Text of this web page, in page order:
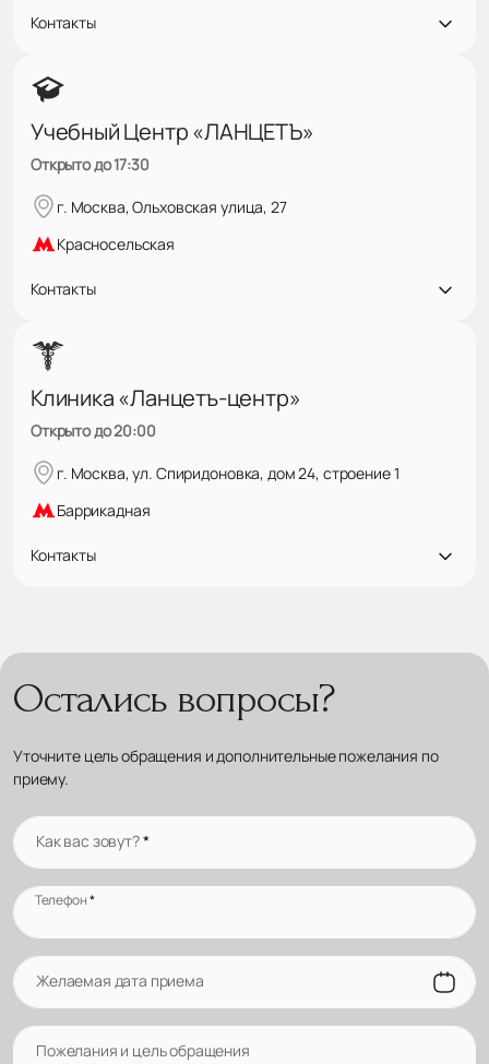
Контакты
Учебный Центр «ЛАНЦЕТЪ»
Открыто до 17:30
г. Москва, Ольховская улица, 27
Красносельская
Контакты
Клиника «Ланцетъ-центр»
Открыто до 20:00
г. Москва, ул. Спиридоновка, дом 24, строение 1
Баррикадная
Контакты
Остались вопросы?
Уточните цель обращения и дополнительные пожелания по
приему.
Как вас зовут?*
Телефон*
Желаемая дата приема
Пожелания и цель обращения